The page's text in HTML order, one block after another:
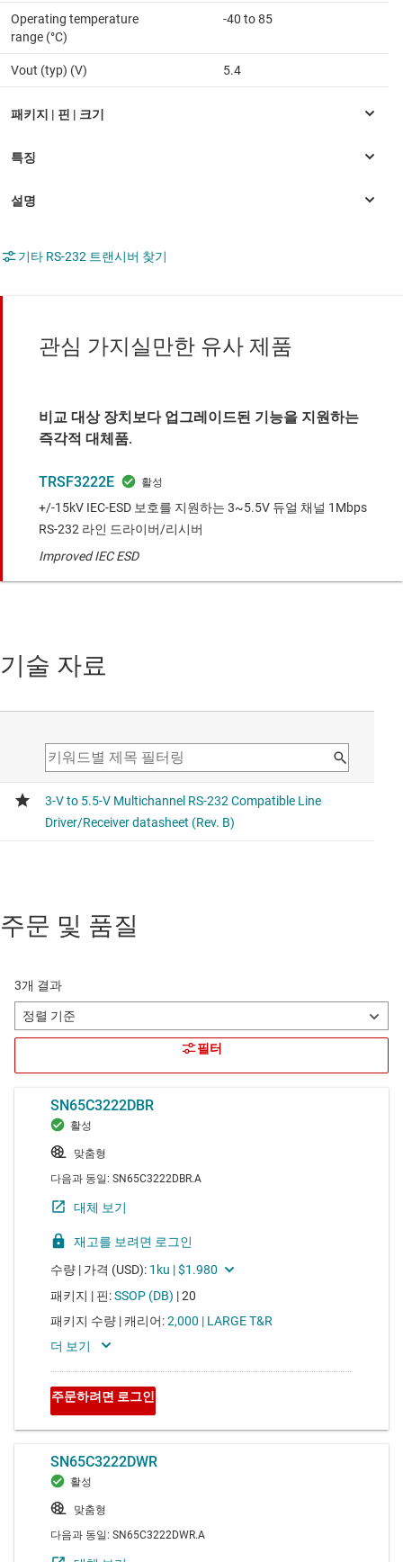
Operating temperature
range (°C)
-40 to 85
Vout (typ) (V) 5.4
기타 RS-232 트랜시버 찾기
관심 가지실만한 유사 제품
비교 대상 장치보다 업그레이드된 기능을 지원하는
즉각적 대체품.
TRSF3222E
+/-15kV IEC-ESD 보호를 지원하는 3~5.5V 듀얼 채널 1Mbps
RS-232 라인 드라이버/리시버
Improved IEC ESD
기술 자료
주문 및 품질